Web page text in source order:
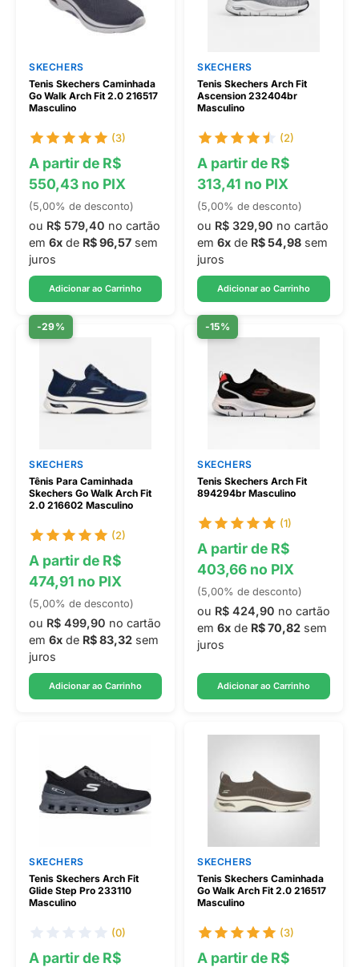
SKECHERS
Tenis Skechers Caminhada
Go Walk Arch Fit 2.0 216517
Masculino
(3)
A partir de R$
550,43 no PIX
(5,00% de desconto)
ou R$ 579,40 no cartão
em 6x de R$ 96,57 sem
juros
Adicionar ao Carrinho
SKECHERS
Tenis Skechers Arch Fit
Ascension 232404br
Masculino
(2)
A partir de R$
313,41 no PIX
(5,00% de desconto)
ou R$ 329,90 no cartão
em 6x de R$ 54,98 sem
juros
Adicionar ao Carrinho
-29%
SKECHERS
Tênis Para Caminhada
Skechers Go Walk Arch Fit
2.0 216602 Masculino
(2)
A partir de R$
474,91 no PIX
(5,00% de desconto)
ou R$ 499,90 no cartão
em 6x de R$ 83,32 sem
juros
Adicionar ao Carrinho
-15%
SKECHERS
Tenis Skechers Arch Fit
894294br Masculino
(1)
A partir de R$
403,66 no PIX
(5,00% de desconto)
ou R$ 424,90 no cartão
em 6x de R$ 70,82 sem
juros
Adicionar ao Carrinho
SKECHERS
Tenis Skechers Arch Fit
Glide Step Pro 233110
Masculino
(0)
A partir de R$
SKECHERS
Tenis Skechers Caminhada
Go Walk Arch Fit 2.0 216517
Masculino
(3)
A partir de R$